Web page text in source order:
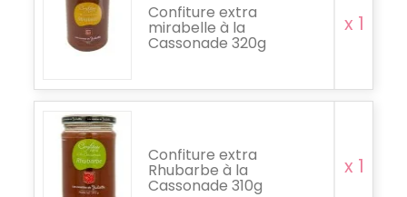
Confiture extra
mirabelle à la
Cassonade 320g
x 1
Confiture extra
Rhubarbe à la
Cassonade 310g
x 1